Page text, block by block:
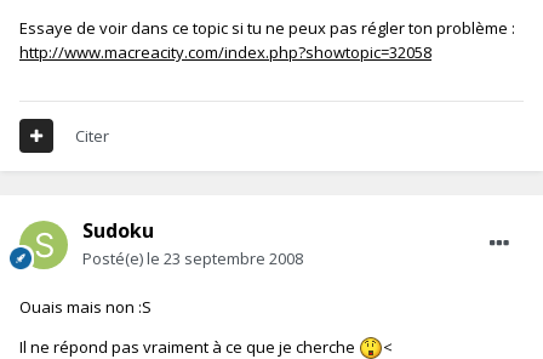
Essaye de voir dans ce topic si tu ne peux pas régler ton problème :
http://www.macreacity.com/index.php?showtopic=32058
Citer
Sudoku
Posté(e)le 23 septembre 2008
Ouais mais non :S
Il ne répond pas vraiment à ce que je cherche
<